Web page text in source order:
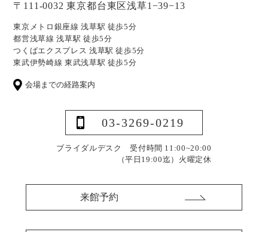
〒111-0032 東京都台東区浅草1−39−13
東京メトロ銀座線 浅草駅 徒歩5分
都営浅草線 浅草駅 徒歩5分
つくばエクスプレス 浅草駅 徒歩5分
東武伊勢崎線 東武浅草駅 徒歩5分
会場までの経路案内
03-3269-0219
ブライダルデスク 受付時間 11:00~20:00
（平日19:00迄） 火曜定休
来館予約